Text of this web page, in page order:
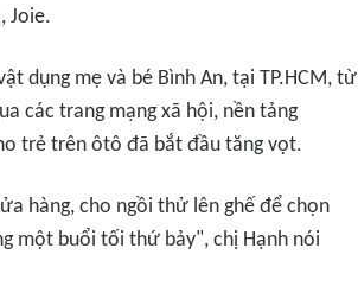
Joie.
dụng mẹ và bé Bình An, tại TP.HCM, từ
các trang mạng xã hội, nền tảng
trẻ trên ôtô đã bắt đầu tăng vọt.
hàng, cho ngồi thử lên ghế để chọn
một buổi tối thứ bảy", chị Hạnh nói